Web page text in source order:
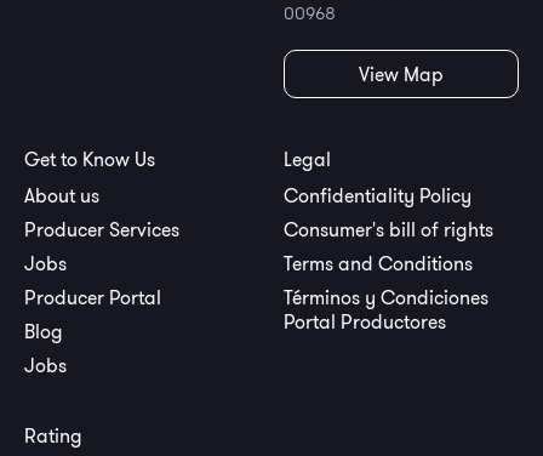
00968
View Map
Get to Know Us
About us
Producer Services
Jobs
Producer Portal
Blog
Jobs
Legal
Confidentiality Policy
Consumer's bill of rights
Terms and Conditions
Términos y Condiciones
Portal Productores
Rating